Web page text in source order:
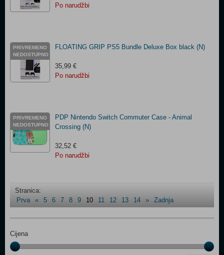
Po narudžbi
PRIVREMENO
NEDOSTUPNO
FLOATING GRIP PS5 Bundle Deluxe Box black (N)
35,99 €
Po narudžbi
PRIVREMENO
NEDOSTUPNO
PDP Nintendo Switch Commuter Case - Animal
Crossing (N)
32,52 €
Po narudžbi
Stranica:
Prva
« 5 6 7 8 9 10 11 12 13 14 » Zadnja
Cijena